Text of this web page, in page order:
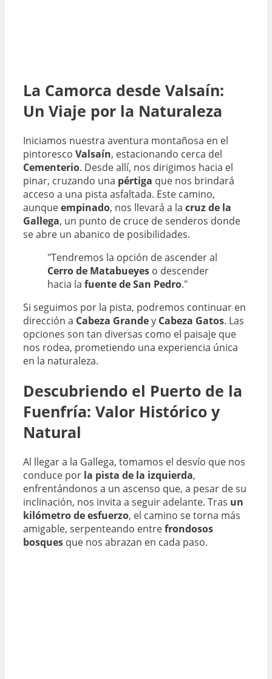
La Camorca desde Valsaín:
Un Viaje por la Naturaleza
Iniciamos nuestra aventura montañosa en el
pintoresco Valsaín, estacionando cerca del
Cementerio. Desde allí, nos dirigimos hacia el
pinar, cruzando una pértiga que nos brindará
acceso a una pista asfaltada. Este camino,
aunqueempinado, nos llevará a la cruz de la
Gallega, un punto de cruce de senderos donde
se abre un abanico de posibilidades.
"Tendremos la opción de ascender al
Cerro de Matabueyes o descender
hacia la fuente de San Pedro."
Si seguimos por la pista, podremos continuar en
dirección a Cabeza Grandey Cabeza Gatos. Las
opciones son tan diversas como el paisaje que
nos rodea, prometiendo una experiencia única
en la naturaleza.
Descubriendo el Puerto de la
Fuenfría: Valor Histórico y
Natural
Al llegar a la Gallega, tomamos el desvío que nos
conduce por la pista de la izquierda,
enfrentándonos a un ascenso que, a pesar de su
inclinación, nos invita a seguir adelante. Tras un
kilómetro de esfuerzo, el camino se torna más
amigable, serpenteando entrefrondosos
bosques que nos abrazan en cada paso.